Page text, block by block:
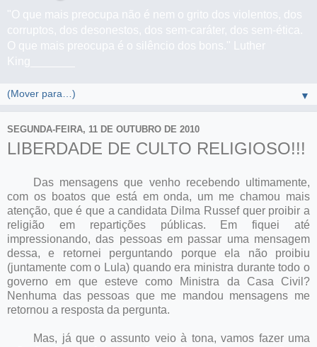
"O que mais preocupa não é nem o grito dos violentos, dos
corruptos, dos desonestos, dos sem-caráter, dos sem-ética.
O que mais preocupa é o silêncio dos bons." Luther
King_______
▼
SEGUNDA-FEIRA, 11 DE OUTUBRO DE 2010
LIBERDADE DE CULTO RELIGIOSO!!!
Das mensagens que venho recebendo ultimamente,
com os boatos que está em onda, um me chamou mais
atenção, que é que a candidata Dilma Russef quer proibir a
religião em repartições públicas. Em fiquei até
impressionando, das pessoas em passar uma mensagem
dessa, e retornei perguntando porque ela não proibiu
(juntamente com o Lula) quando era ministra durante todo o
governo em que esteve como Ministra da Casa Civil?
Nenhuma das pessoas que me mandou mensagens me
retornou a resposta da pergunta.
Mas, já que o assunto veio à tona, vamos fazer uma